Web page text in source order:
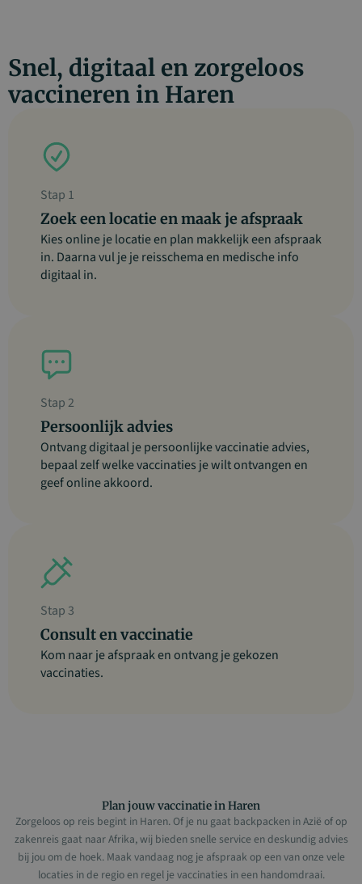
Snel, digitaal en zorgeloos
vaccineren in Haren
Stap 1
Zoek een locatie en maak je afspraak
Kies online je locatie en plan makkelijk een afspraak
in. Daarna vul je je reisschema en medische info
digitaal in.
Stap 2
Persoonlijk advies
Ontvang digitaal je persoonlijke vaccinatie advies,
bepaal zelf welke vaccinaties je wilt ontvangen en
geef online akkoord.
Stap 3
Consult en vaccinatie
Kom naar je afspraak en ontvang je gekozen
vaccinaties.
Plan jouw vaccinatie in Haren
Zorgeloos op reis begint in Haren. Of je nu gaat backpacken in Azië of op
zakenreis gaat naar Afrika, wij bieden snelle service en deskundig advies
bij jou om de hoek. Maak vandaag nog je afspraak op een van onze vele
locaties in de regio en regel je vaccinaties in een handomdraai.